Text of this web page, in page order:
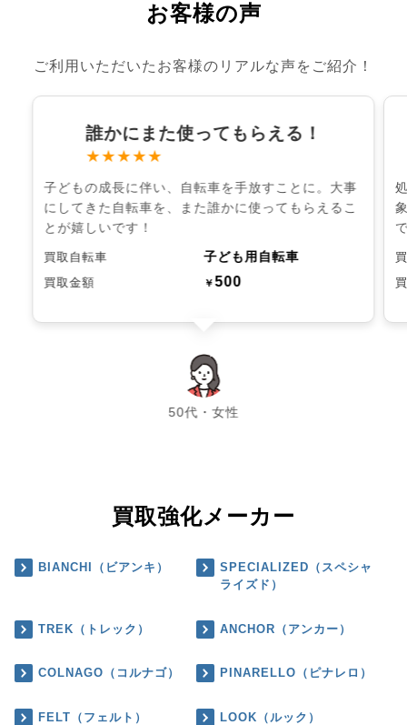
お客様の声
ご利用いただいたお客様のリアルな声をご紹介！
誰かにまた使ってもらえる！
★★★★★
子どもの成長に伴い、自転車を手放すことに。大事
にしてきた自転車を、また誰かに使ってもらえるこ
とが嬉しいです！
買取自転車 子ども用自転車
買取金額 ￥500
50代・女性
chevron_left chevron_right
買取強化メーカー
BIANCHI（ビアンキ）
SPECIALIZED（スペシャ
ライズド）
TREK（トレック） ANCHOR（アンカー）
COLNAGO（コルナゴ） PINARELLO（ピナレロ）
FELT（フェルト） LOOK（ルック）